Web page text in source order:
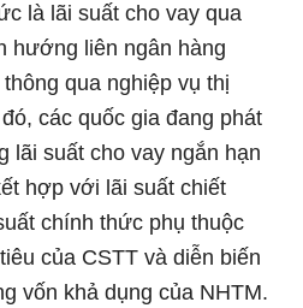
là lãi suất cho vay qua
hướng liên ngân hàng
qua nghiệp vụ thị
các quốc gia đang phát
lãi suất cho vay ngắn hạn
hợp với lãi suất chiết
chính thức phụ thuộc
của CSTT và diễn biến
vốn khả dụng của NHTM.